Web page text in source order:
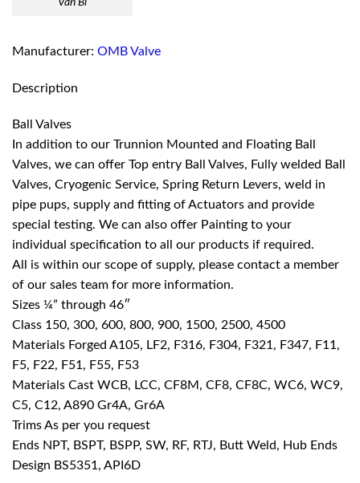
Manufacturer: OMB Valve
Description
Ball Valves
In addition to our Trunnion Mounted and Floating Ball
Valves, we can offer Top entry Ball Valves, Fully welded Ball
Valves, Cryogenic Service, Spring Return Levers, weld in
pipe pups, supply and fitting of Actuators and provide
special testing. We can also offer Painting to your
individual specification to all our products if required.
All is within our scope of supply, please contact a member
of our sales team for more information.
Sizes ¼” through 46″
Class 150, 300, 600, 800, 900, 1500, 2500, 4500
Materials Forged A105, LF2, F316, F304, F321, F347, F11,
F5, F22, F51, F55, F53
Materials Cast WCB, LCC, CF8M, CF8, CF8C, WC6, WC9,
C5, C12, A890 Gr4A, Gr6A
Trims As per you request
Ends NPT, BSPT, BSPP, SW, RF, RTJ, Butt Weld, Hub Ends
Design BS5351, API6D